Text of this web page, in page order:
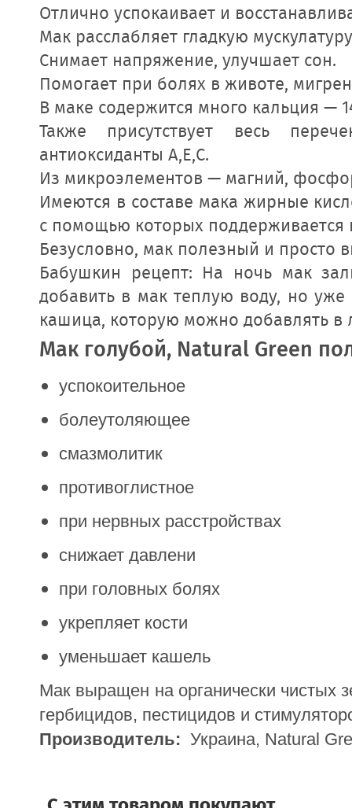
Отлично успокаивает и
Мак расслабляет гладкую
Снимает напряжение, улучшает сон.
Помогает при болях в животе,
В маке содержится много кальция —
Также присутствует весь
антиоксиданты А,Е,С.
Из микроэлементов — магний,
Имеются в составе мака жирные
с помощью которых
Безусловно, мак полезный и просто
Бабушкин рецепт: На ночь мак
добавить в мак теплую воду, но
кашица, которую можно добавлять
Мак голубой, Natural Green п
успокоительное
болеутоляющее
смазмолитик
противоглистное
при нервных расстройствах
снижает давлени
при головных болях
укрепляет кости
уменьшает кашель
Мак выращен на органически чистых
гербицидов, пестицидов и
Производитель: Украина, Natural